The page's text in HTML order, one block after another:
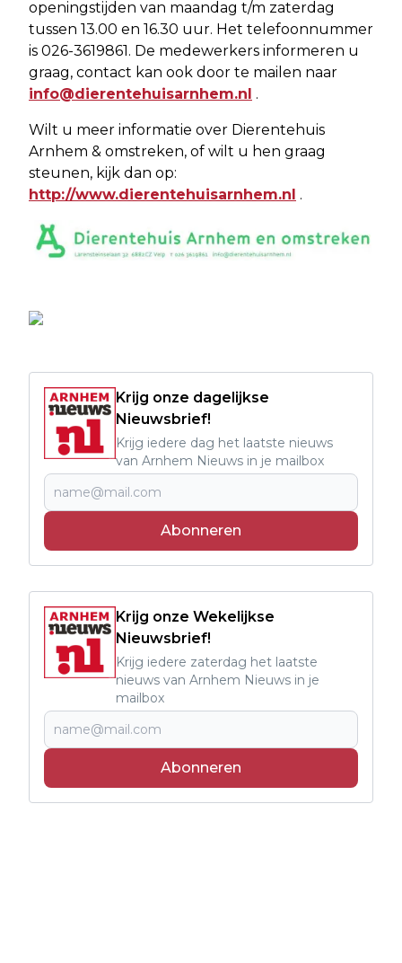
openingstijden van maandag t/m zaterdag
tussen 13.00 en 16.30 uur. Het telefoonnummer
is 026-3619861. De medewerkers informeren u
graag, contact kan ook door te mailen naar
info@dierentehuisarnhem.nl .
Wilt u meer informatie over Dierentehuis
Arnhem & omstreken, of wilt u hen graag
steunen, kijk dan op:
http://www.dierentehuisarnhem.nl .
Krijg onze dagelijkse
Nieuwsbrief!
Krijg iedere dag het laatste nieuws
van Arnhem Nieuws in je mailbox
Abonneren
Krijg onze Wekelijkse
Nieuwsbrief!
Krijg iedere zaterdag het laatste
nieuws van Arnhem Nieuws in je
mailbox
Abonneren